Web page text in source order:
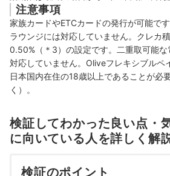
注意事項
家族カードやETCカードの発行が可能で
ラウンジには対応していません。クレカ
0.50%（＊3）の設定です。二重取可能
対応していません。Oliveフレキシブルペ
日本国内在住の18歳以上であることが必
く）。
検証してわかった良い点・
に向いている人を詳しく解
検証のポイント